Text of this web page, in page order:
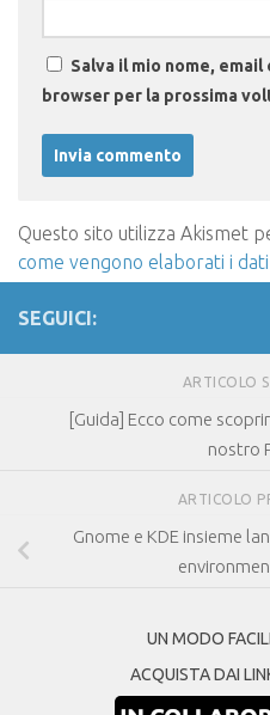
Salva il mio nome,
browser per la prossima
Questo sito utilizza Akismet
come vengono elaborati i
SEGUICI:
ARTICOLO
[Guida] Ecco come
nostro
ARTICOLO
Gnome e KDE insieme
UN MODO
ACQUISTA DAI